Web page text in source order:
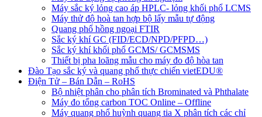
Máy sắc ký lỏng cao áp HPLC- lỏng khối phổ LCMS
Máy thử độ hoà tan hợp bộ lấy mẫu tự động
Quang phổ hồng ngoại FTIR
Sắc ký khí GC (FID/ECD/NPD/PFPD…)
Sắc ký khí khối phổ GCMS/ GCMSMS
Thiết bị pha loãng mẫu cho máy đo độ hòa tan
Đào Tạo sắc ký và quang phổ thực chiến vietEDU®
Điện Tử – Bán Dẫn – RoHS
Bộ nhiệt phân cho phân tích Brominated và Phthalate
Máy đo tổng carbon TOC Online – Offline
Máy quang phổ huỳnh quang tia X phân tích các chỉ